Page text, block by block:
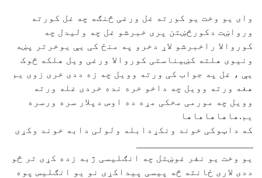
وای یو وخت یو کورته غل ورغی څنګه چه غل کورته
ورواښت دکورڅښتن پری خبرشو غل چه ولیدل چه
کوروالا راخبرشو لاړ دخرو په منځ کی یې یوخرتر پښه
ونیوی هلته کښیناستی کوروالا ورغی ویل هلکه څوک
یې ، غل په جواب کی ورته وویل چه زه ددی خری زوی یم
هغه ورته وویل چه داخو خره نده خردی غله ورته
وویل چه مورمی مخکی مړه ده اوس دپلار سره ورسره
یم.هاهاهاهاها
که داټوکی خوند ونکړدابله ولولی دابه خوند وکړی
یو وخت یو نفر غوښتل چه انګلیسی ژبه زده کړی تر څو
ددی لاری ځانته څه پیسی پیداکړی نو یو انګلیس پوه